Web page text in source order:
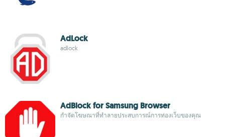
AdLock
adlock
AdBlock for Samsung Browser
กำจัดโฆษณาที่ทำลายประสบการณ์การท่องเว็บของคุณ